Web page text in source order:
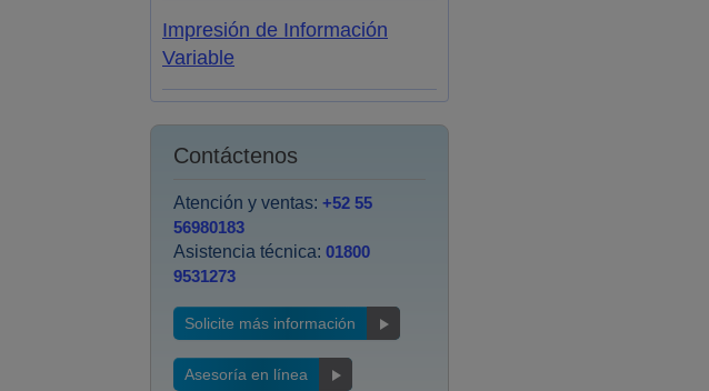
Impresión de Información
Variable
Contáctenos
Atención y ventas: +52 55
56980183
Asistencia técnica: 01800
9531273
Solicite más información
Asesoría en línea